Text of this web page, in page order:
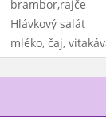
brambor,rajče
Hlávkový salát
mléko, čaj,